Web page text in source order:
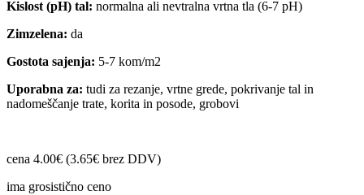
Kislost (pH) tal: normalna ali nevtralna vrtna tla (6-7 pH)
Zimzelena: da
Gostota sajenja: 5-7 kom/m2
Uporabna za: tudi za rezanje, vrtne grede, pokrivanje tal in
nadomeščanje trate, korita in posode, grobovi
cena 4.00€ (3.65€ brez DDV)
ima grosistično ceno